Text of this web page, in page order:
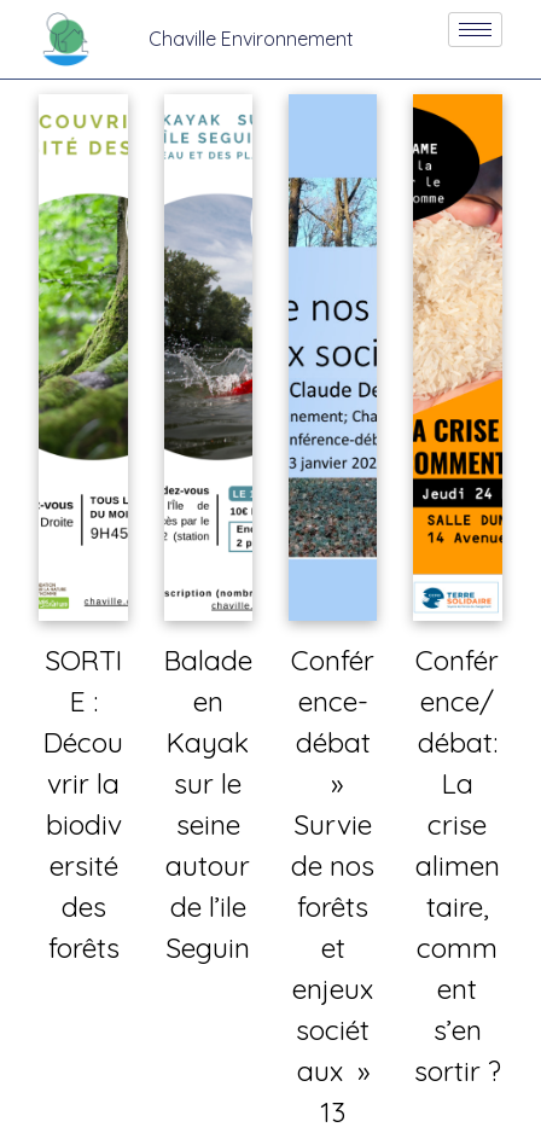
Chaville Environnement
SORTI
E :
Décou
vrir la
biodiv
ersité
des
forêts
Balade
en
Kayak
sur le
seine
autour
de l’ile
Seguin
Confér
ence-
débat
»
Survie
de nos
forêts
et
enjeux
sociét
aux »
13
Confér
ence/
débat:
La
crise
alimen
taire,
comm
ent
s’en
sortir ?